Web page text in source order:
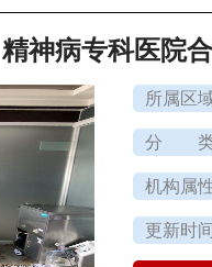
精神病专科医院
所属区
分
机构属
更新时